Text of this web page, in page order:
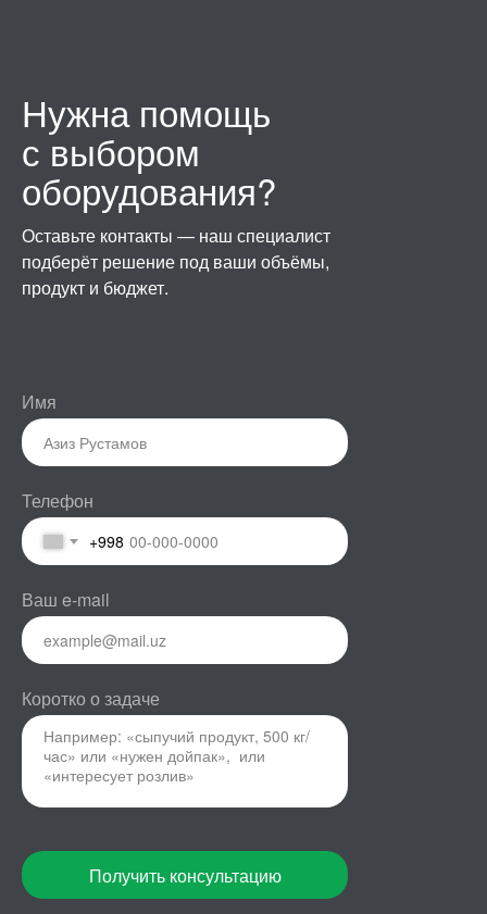
Оставьте контакты — наш специалист
подберёт решение под ваши объёмы,
продукт и бюджет.
Нужна помощь
с выбором
оборудования?
Имя
Телефон
+998
Ваш e-mail
Коротко о задаче
Получить консультацию